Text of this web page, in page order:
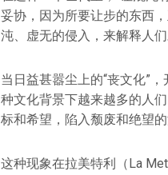
妥协，因为所要让步的东西
沌、虚无的侵入，来解释人们
当日益甚嚣尘上的“丧文化”
种文化背景下越来越多的人
标和希望，陷入颓废和绝望
这种现象在拉美特利（La